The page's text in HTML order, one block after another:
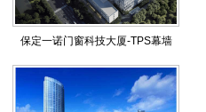
保定一诺门窗科技大厦-TPS幕墙